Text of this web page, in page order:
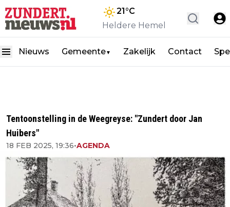
21°C
Heldere Hemel
Nieuws Gemeente▼ Zakelijk Contact
Tentoonstelling in de Weegreyse: "Zundert door Jan
Huibers"
18 FEB 2025, 19:36•AGENDA